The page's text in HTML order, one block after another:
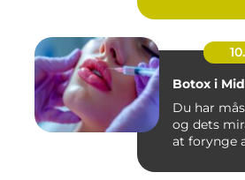
Botox i
Du har
og dets
at forynge